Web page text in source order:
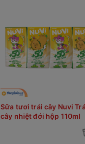
Sữa tươi trái cây Nuvi
cây nhiệt đới hộp 110ml